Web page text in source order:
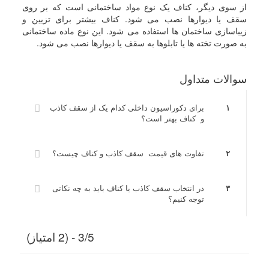
از سوی دیگر، کناف یک نوع مواد ساختمانی است که بر روی
سقف یا دیوارها نصب می شود. کناف بیشتر برای تزیین و
زیباسازی ساختمان ها استفاده می شود. این نوع ماده ساختمانی
به صورت تخته ها یا تابلوها به سقف یا دیوارها نصب می شود.
سوالات متداول
۱
برای دکوراسیون داخلی کدام یک از سقف کاذب
و کناف بهتر است؟
۲ تفاوت های قیمت سقف کاذب و کناف چیست؟
۳
در انتخاب سقف کاذب یا کناف باید به چه نکاتی
توجه کنیم؟
3/5 - (2 امتیاز)